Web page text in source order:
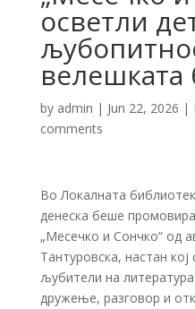
осветли
велешката
by admin | Jun 22, 2026 |
comments
Во Локалната
денеска беше
„Месечко и Сончко“ од
Тантуровска, настан
љубители на
дружење, разговор и